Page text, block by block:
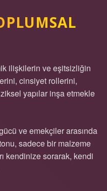
ilişkilerin ve eşitsizliğin
cinsiyet rollerini,
yapılar inşa etmekle
ve emekçiler arasında
sadece bir malzeme
kendinize sorarak, kendi